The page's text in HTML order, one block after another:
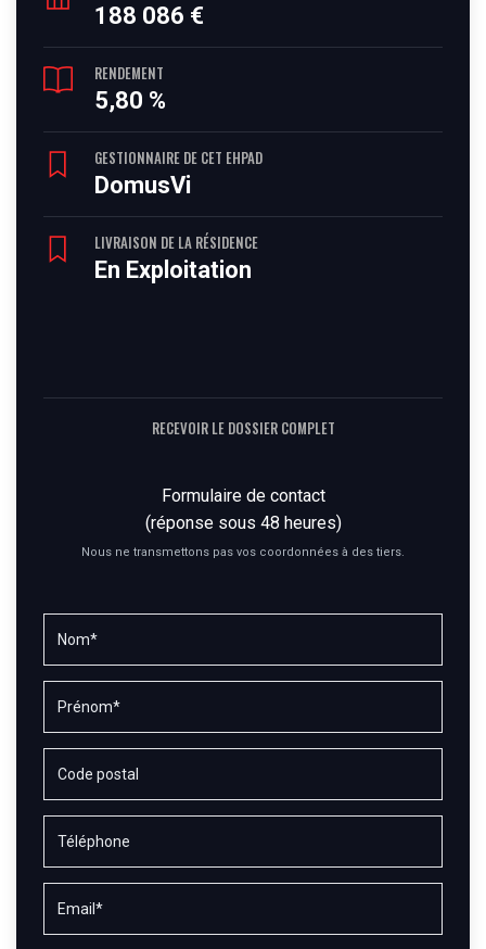
188 086 €
RENDEMENT
5,80 %
GESTIONNAIRE DE CET EHPAD
DomusVi
LIVRAISON DE LA RÉSIDENCE
En Exploitation
RECEVOIR LE DOSSIER COMPLET
Formulaire de contact
(réponse sous 48 heures)
Nous ne transmettons pas vos coordonnées à des tiers.